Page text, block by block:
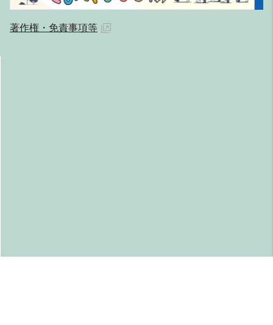
著作権・免責事項等